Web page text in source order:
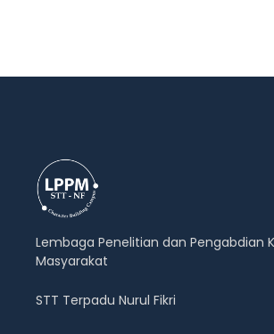
Lembaga Penelitian dan Pengabdian
Masyarakat
STT Terpadu Nurul Fikri